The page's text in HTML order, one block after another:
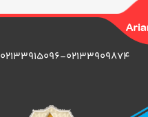
02133915096-02133909874